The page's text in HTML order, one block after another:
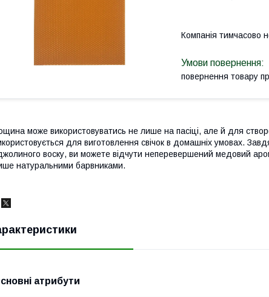
Компанія тимчасово
повернення товару
може використовуватись не лише на пасіці, але й для
для виготовлення свічок в домашніх умовах.
воску, ви можете відчути неперевершений медовий
натуральними барвниками.
атрибути